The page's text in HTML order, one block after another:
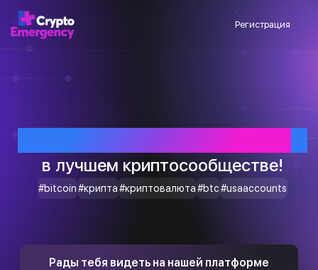
Регистрация
в лучшем криптосообществе!
#bitcoin#крипта#криптовалюта#btc#usaaccounts
Рады тебя видеть на нашей платформе